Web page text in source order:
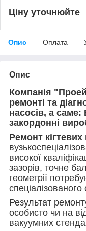
Ціну уточнюйте
Опис Оплата
Опис
Компанія
ремонті та
насосів, а саме:
закордонні
Ремонт кігтевих
високої
зазорів, точне
геометрії
Результат
особисто чи на
вакуумних